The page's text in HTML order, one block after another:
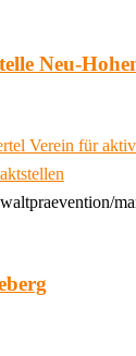
Neu-
Verein für